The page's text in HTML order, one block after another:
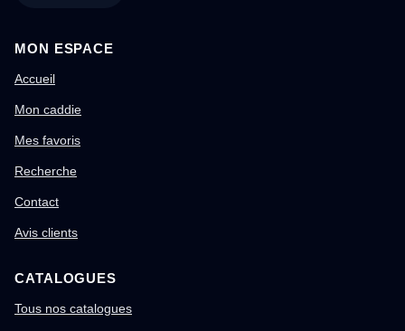
MON ESPACE
Accueil
Mon caddie
Mes favoris
Recherche
Contact
Avis clients
CATALOGUES
Tous nos catalogues